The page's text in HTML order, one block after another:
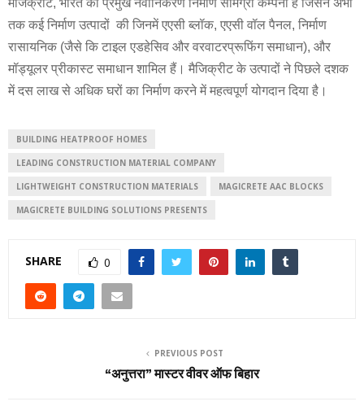
मैजिक्रीट, भारत की प्रमुख नवीनिकरण निर्माण सामग्री कम्पनी है जिसने अभी
तक कई निर्माण उत्पादों की जिनमें एएसी ब्लॉक, एएसी वॉल पैनल, निर्माण
रासायनिक (जैसे कि टाइल एडहेसिव और वरवाटरप्रूफिंग समाधान), और
मॉड्यूलर प्रीकास्ट समाधान शामिल हैं। मैजिक्रीट के उत्पादों ने पिछले दशक
में दस लाख से अधिक घरों का निर्माण करने में महत्वपूर्ण योगदान दिया है।
BUILDING HEATPROOF HOMES
LEADING CONSTRUCTION MATERIAL COMPANY
LIGHTWEIGHT CONSTRUCTION MATERIALS MAGICRETE AAC BLOCKS
MAGICRETE BUILDING SOLUTIONS PRESENTS
SHARE 0
PREVIOUS POST
“अनुत्तरा” मास्टर वीवर ऑफ बिहार